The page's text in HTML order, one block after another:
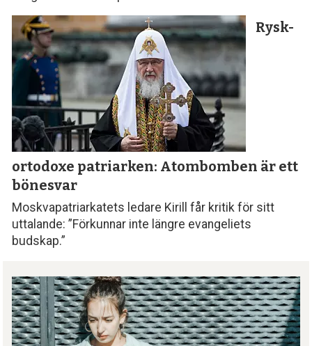
Rysk-
ortodoxe patriarken: Atombomben är ett
bönesvar
Moskvapatriarkatets ledare Kirill får kritik för sitt
uttalande: ”Förkunnar inte längre evangeliets
budskap.”